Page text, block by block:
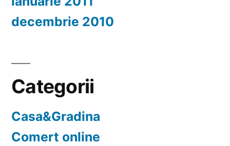
decembrie 2010
Categorii
Casa&Gradina
Comert online